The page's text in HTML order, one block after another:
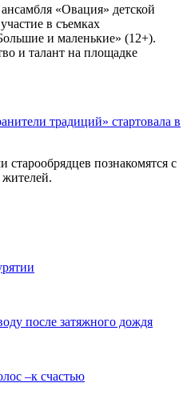
«Овация» детской
в съемках
и маленькие» (12+).
и талант на площадке
традиций» стартовала в
познакомятся с
после затяжного дождя
–к счастью